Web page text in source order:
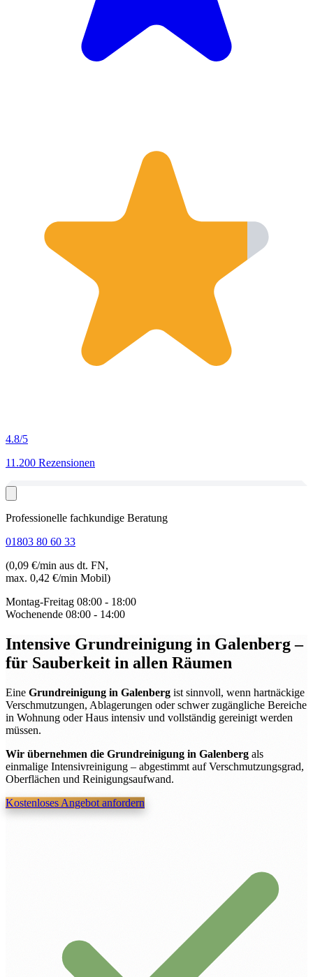
4.8/5
11.200 Rezensionen
Professionelle fachkundige Beratung
01803 80 60 33
(0,09 €/min aus dt. FN,
max. 0,42 €/min Mobil)
Montag-Freitag 08:00 - 18:00
Wochenende 08:00 - 14:00
Intensive Grundreinigung in Galenberg–
für Sauberkeit in allen Räumen
Eine Grundreinigung in Galenberg ist sinnvoll, wenn hartnäckige
Verschmutzungen, Ablagerungen oder schwer zugängliche Bereiche
in Wohnung oder Haus intensiv und vollständig gereinigt werden
müssen.
Wir übernehmen die Grundreinigung in Galenberg als
einmalige Intensivreinigung – abgestimmt auf Verschmutzungsgrad,
Oberflächen und Reinigungsaufwand.
Kostenloses Angebot anfordern